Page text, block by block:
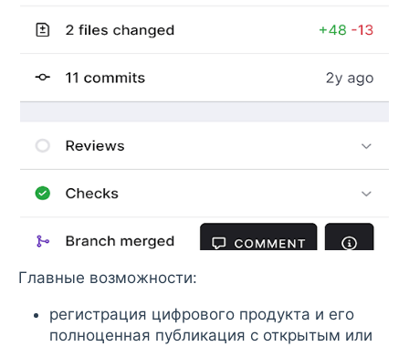
Главные возможности:
регистрация цифрового продукта и его
полноценная публикация с открытым или